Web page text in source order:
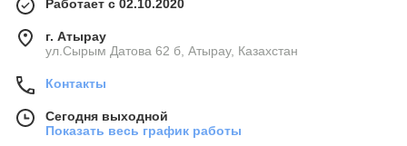
Работает с 02.10.2020
г. Атырау
ул.Сырым Датова 62 б, Атырау, Казахстан
Контакты
Сегодня выходной
Показать весь график работы